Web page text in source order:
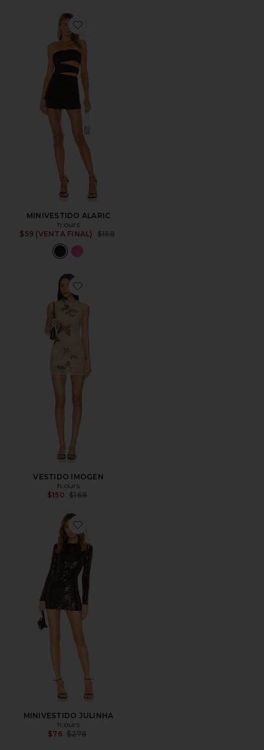
Favorite MINIVESTIDO ALARIC
MINIVESTIDO ALARIC
h:ours
$59 (VENTA FINAL)
Previous price:
$158
Favorite VESTIDO IMOGEN
VESTIDO IMOGEN
h:ours
$150 Previous price:
$168
Favorite MINIVESTIDO JULINHA
MINIVESTIDO JULINHA
h:ours
$76 Previous price:
$278